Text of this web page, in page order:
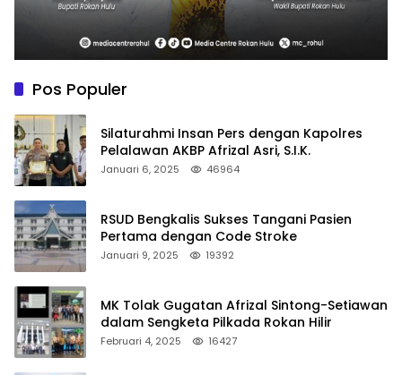
Pos Populer
Silaturahmi Insan Pers dengan Kapolres
Pelalawan AKBP Afrizal Asri, S.I.K.
Januari 6, 2025 46964
RSUD Bengkalis Sukses Tangani Pasien
Pertama dengan Code Stroke
Januari 9, 2025 19392
MK Tolak Gugatan Afrizal Sintong-Setiawan
dalam Sengketa Pilkada Rokan Hilir
Februari 4, 2025 16427